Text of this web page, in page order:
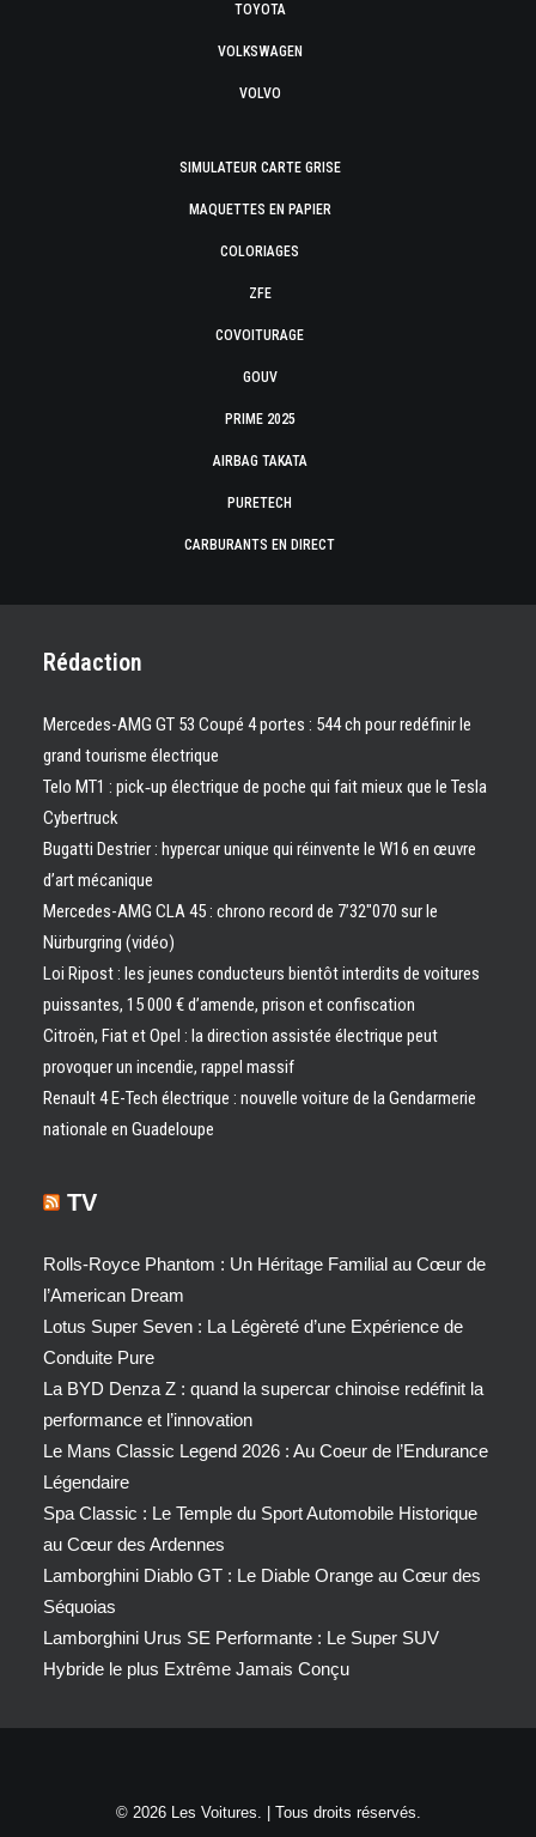
TOYOTA
VOLKSWAGEN
VOLVO
SIMULATEUR CARTE GRISE
MAQUETTES EN PAPIER
COLORIAGES
ZFE
COVOITURAGE
GOUV
PRIME 2025
AIRBAG TAKATA
PURETECH
CARBURANTS EN DIRECT
Rédaction
Mercedes-AMG GT 53 Coupé 4 portes : 544 ch pour redéfinir le
grand tourisme électrique
Telo MT1 : pick‑up électrique de poche qui fait mieux que le Tesla
Cybertruck
Bugatti Destrier : hypercar unique qui réinvente le W16 en œuvre
d’art mécanique
Mercedes-AMG CLA 45 : chrono record de 7’32″070 sur le
Nürburgring (vidéo)
Loi Ripost : les jeunes conducteurs bientôt interdits de voitures
puissantes, 15 000 € d’amende, prison et confiscation
Citroën, Fiat et Opel : la direction assistée électrique peut
provoquer un incendie, rappel massif
Renault 4 E-Tech électrique : nouvelle voiture de la Gendarmerie
nationale en Guadeloupe
TV
Rolls-Royce Phantom : Un Héritage Familial au Cœur de
l’American Dream
Lotus Super Seven : La Légèreté d’une Expérience de
Conduite Pure
La BYD Denza Z : quand la supercar chinoise redéfinit la
performance et l’innovation
Le Mans Classic Legend 2026 : Au Coeur de l’Endurance
Légendaire
Spa Classic : Le Temple du Sport Automobile Historique
au Cœur des Ardennes
Lamborghini Diablo GT : Le Diable Orange au Cœur des
Séquoias
Lamborghini Urus SE Performante : Le Super SUV
Hybride le plus Extrême Jamais Conçu
© 2026 Les Voitures. | Tous droits réservés.